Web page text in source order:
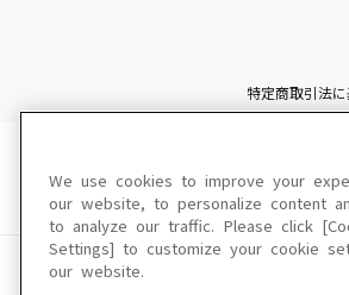
特定商取引法
このサイトに
We use cookies to improve your
our website, to personalize content
to analyze our traffic. Please click
Settings] to customize your cookie
our website.